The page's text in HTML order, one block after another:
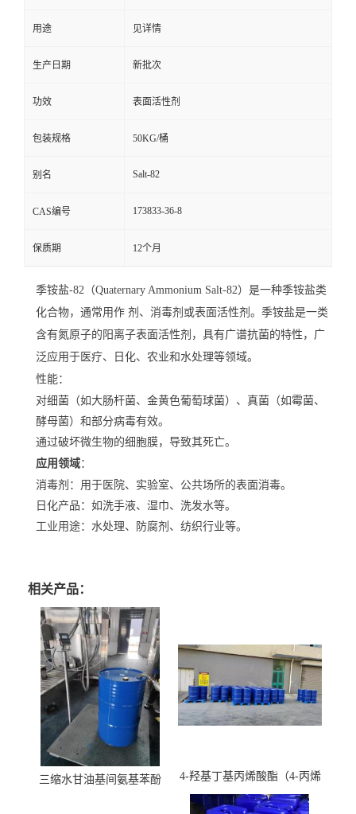
留
言
用途 见详情
生产日期 新批次
功效 表面活性剂
包装规格 50KG/桶
别名 Salt-82
CAS编号 173833-36-8
保质期 12个月
季铵盐-82（Quaternary Ammonium Salt-82）是一种季铵盐类
化合物，通常用作 剂、消毒剂或表面活性剂 。季铵盐是一类
含有氮原子的阳离子表面活性剂，具有广谱抗菌的特性，广
泛应用于医疗、日化、农业和水处理等领域。
性能：
对细菌（如大肠杆菌、金黄色葡萄球菌）、真菌（如霉菌、
酵母菌）和部分病毒有效。
通过破坏微生物的细胞膜，导致其死亡。
应用领域：
消毒剂 ：用于医院、实验室、公共场所的表面消毒。
日化产品 ：如洗手液、湿巾、洗发水等。
工业用途：水处理、防腐剂、纺织行业等。
相关产品：
三缩水甘油基间氨基苯酚
4-羟基丁基丙烯酸酯（4-丙烯
酸羟丁酯）